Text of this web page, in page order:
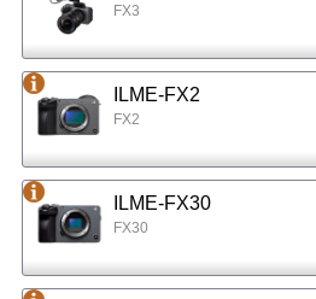
FX3
ILME-FX2
FX2
ILME-FX30
FX30